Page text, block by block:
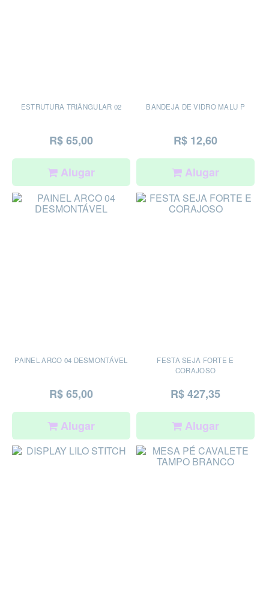
ESTRUTURA TRIÂNGULAR 02
R$ 65,00
Alugar
BANDEJA DE VIDRO MALU P
R$ 12,60
Alugar
PAINEL ARCO 04 DESMONTÁVEL
R$ 65,00
Alugar
FESTA SEJA FORTE E
CORAJOSO
R$ 427,35
Alugar